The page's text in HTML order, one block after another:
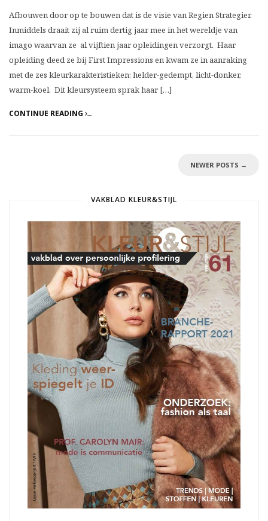
Afbouwen door op te bouwen dat is de visie van Regien Strategier.
Inmiddels draait zij al ruim dertig jaar mee in het wereldje van
imago waarvan ze al vijftien jaar opleidingen verzorgt. Haar
opleiding deed ze bij First Impressions en kwam ze in aanraking
met de zes kleurkarakteristieken: helder-gedempt, licht-donker,
warm-koel. Dit kleursysteem sprak haar […]
CONTINUE READING
NEWER POSTS →
VAKBLAD KLEUR&STIJL